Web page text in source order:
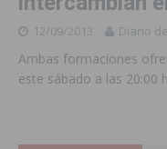
12/09/2013 Diario
Ambas formaciones
este sábado a las 20:00